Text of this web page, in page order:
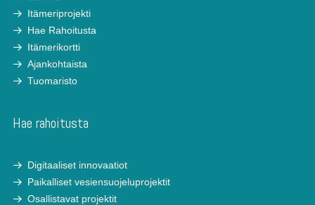
Itämeriprojekti
Hae Rahoitusta
Itämerikortti
Ajankohtaista
Tuomaristo
Hae rahoitusta
Digitaaliset innovaatiot
Paikalliset vesiensuojeluprojektit
Osallistavat projektit